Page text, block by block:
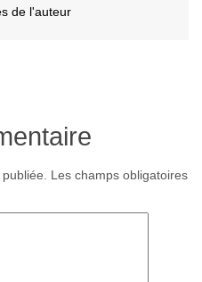
de l'auteur
Les champs obligatoires